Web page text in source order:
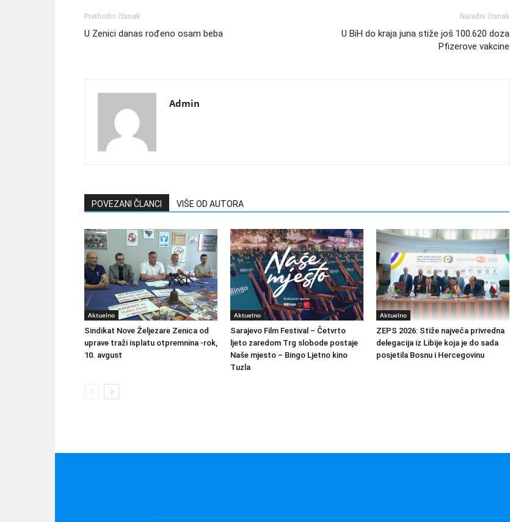
Prethodni članak
U Zenici danas rođeno osam beba
Naredni članak
U BiH do kraja juna stiže još 100.620 doza
Pfizerove vakcine
Admin
POVEZANI ČLANCI VIŠE OD AUTORA
Aktuelno
Sindikat Nove Željezare Zenica od
uprave traži isplatu otpremnina -rok,
10. avgust
Aktuelno
Sarajevo Film Festival – Četvrto
ljeto zaredom Trg slobode postaje
Naše mjesto – Bingo Ljetno kino
Tuzla
Aktuelno
ZEPS 2026: Stiže najveća privredna
delegacija iz Libije koja je do sada
posjetila Bosnu i Hercegovinu